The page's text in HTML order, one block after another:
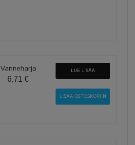
Vanneharja
6,71 €
LUE LISÄÄ